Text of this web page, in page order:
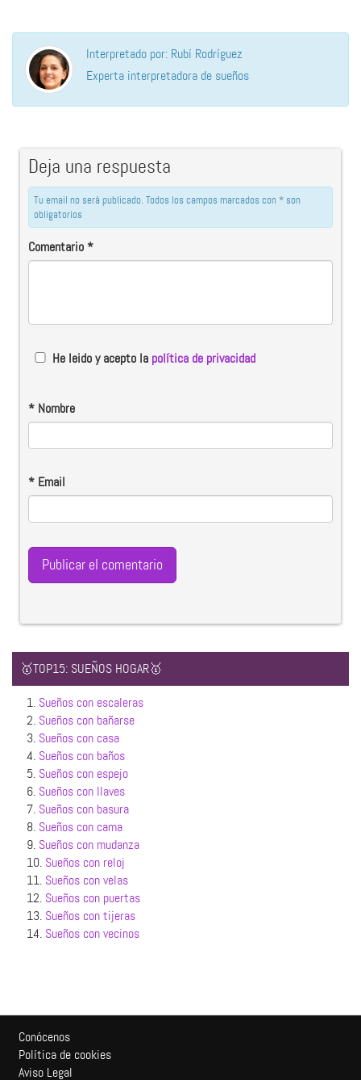
Interpretado por: Rubí Rodríguez
Experta interpretadora de sueños
Deja una respuesta
Tu email no será publicado. Todos los campos marcados con * son
obligatorios
Comentario*
He leido y acepto la política de privacidad
* Nombre
* Email
🥇TOP15: SUEÑOS HOGAR🥇
1. Sueños con escaleras
2. Sueños con bañarse
3. Sueños con casa
4. Sueños con baños
5. Sueños con espejo
6. Sueños con llaves
7. Sueños con basura
8. Sueños con cama
9. Sueños con mudanza
10. Sueños con reloj
11. Sueños con velas
12. Sueños con puertas
13. Sueños con tijeras
14. Sueños con vecinos
Conócenos
Política de cookies
Aviso Legal